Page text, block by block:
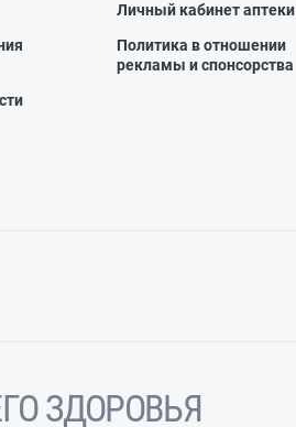
Личный кабинет аптеки
Политика в отношении
рекламы и спонсорства
ЗДОРОВЬЯ